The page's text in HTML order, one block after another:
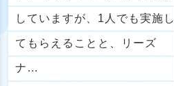
していますが、1人でも実施し
てもらえることと、リーズ
ナ…